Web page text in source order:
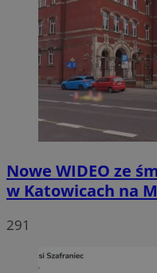
Nowe WIDEO ze
w Katowicach na
291